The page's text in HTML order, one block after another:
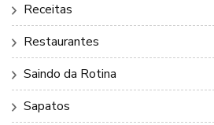
Receitas
Restaurantes
Saindo da Rotina
Sapatos